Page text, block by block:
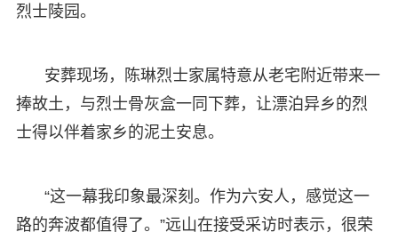
烈士陵园。
安葬现场，陈琳烈士家属特意从老宅附近带来一
捧故土，与烈士骨灰盒一同下葬，让漂泊异乡的烈
士得以伴着家乡的泥土安息。
“这一幕我印象最深刻。作为六安人，感觉这一
路的奔波都值得了。”远山在接受采访时表示，很荣